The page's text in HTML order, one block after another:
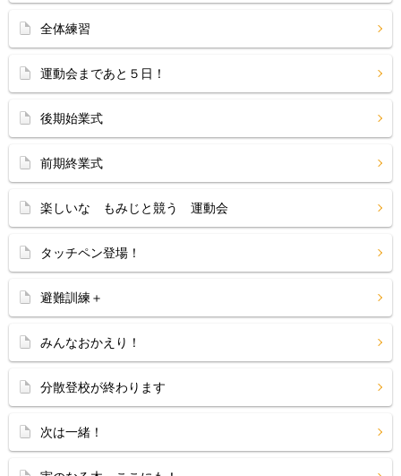
全体練習
運動会まであと５日！
後期始業式
前期終業式
楽しいな もみじと競う 運動会
タッチペン登場！
避難訓練＋
みんなおかえり！
分散登校が終わります
次は一緒！